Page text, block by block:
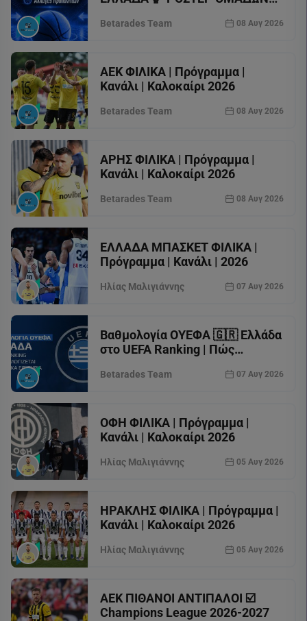
Betarades Team 08 Αυγ 2026
AEK ΦΙΛΙΚΑ | Πρόγραμμα |
Κανάλι | Καλοκαίρι 2026
Betarades Team 08 Αυγ 2026
ΑΡΗΣ ΦΙΛΙΚΑ | Πρόγραμμα |
Κανάλι | Καλοκαίρι 2026
Betarades Team 08 Αυγ 2026
ΕΛΛΑΔΑ ΜΠΑΣΚΕΤ ΦΙΛΙΚΑ |
Πρόγραμμα | Κανάλι | 2026
Ηλίας Μαλιγιάννης 07 Αυγ 2026
Βαθμολογία ΟΥΕΦΑ 🇬🇷 Ελλάδα
στο UEFA Ranking | Πώς
Betarades Team 07 Αυγ 2026
ΟΦΗ ΦΙΛΙΚΑ | Πρόγραμμα |
Κανάλι | Καλοκαίρι 2026
Ηλίας Μαλιγιάννης 05 Αυγ 2026
ΗΡΑΚΛΗΣ ΦΙΛΙΚΑ | Πρόγραμμα |
Κανάλι | Καλοκαίρι 2026
Ηλίας Μαλιγιάννης 05 Αυγ 2026
ΑΕΚ ΠΙΘΑΝΟΙ ΑΝΤΙΠΑΛΟΙ ☑️
Champions League 2026-2027